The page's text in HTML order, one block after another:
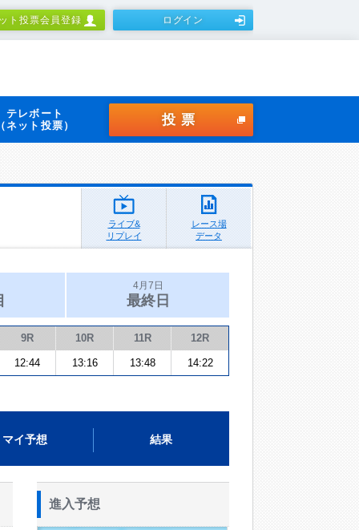
ト投票会員登録 ログイン
テレボート
ネット投票）
投票
ライブ&
リプレイ
レース場
データ
4月7日
最終日
9R 10R 11R 12R
12:44 13:16 13:48 14:22
マイ予想 結果
進入予想